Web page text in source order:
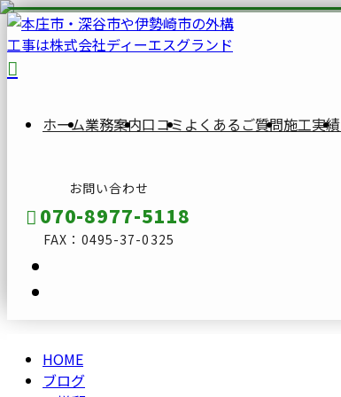
ホーム業務案内口コミ よくあるご質問施工実績
お問い合わせ
070-8977-5118
FAX：0495-37-0325
メールフォーム
ブ
ロ
BLOG
HOME
ブログ